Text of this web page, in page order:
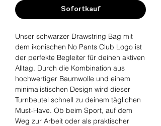
Sofortkauf
Unser schwarzer Drawstring Bag mit
dem ikonischen No Pants Club Logo ist
der perfekte Begleiter für deinen aktiven
Alltag. Durch die Kombination aus
hochwertiger Baumwolle und einem
minimalistischen Design wird dieser
Turnbeutel schnell zu deinem täglichen
Must-Have. Ob beim Sport, auf dem
Weg zur Arbeit oder als praktischer